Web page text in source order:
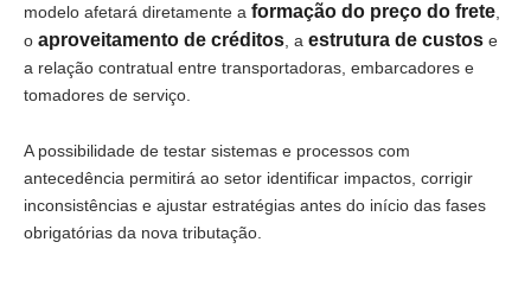
modelo afetará diretamente a formação do preço do frete
o aproveitamento de créditos , a estrutura de custos e
a relação contratual entre transportadoras, embarcadores e
tomadores de serviço.
A possibilidade de testar sistemas e processos com
antecedência permitirá ao setor identificar impactos, corrigir
inconsistências e ajustar estratégias antes do início das fases
obrigatórias da nova tributação.